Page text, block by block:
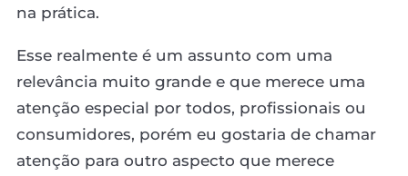
na prática.
Esse realmente é um assunto com uma
relevância muito grande e que merece uma
atenção especial por todos, profissionais ou
consumidores, porém eu gostaria de chamar
atenção para outro aspecto que merece